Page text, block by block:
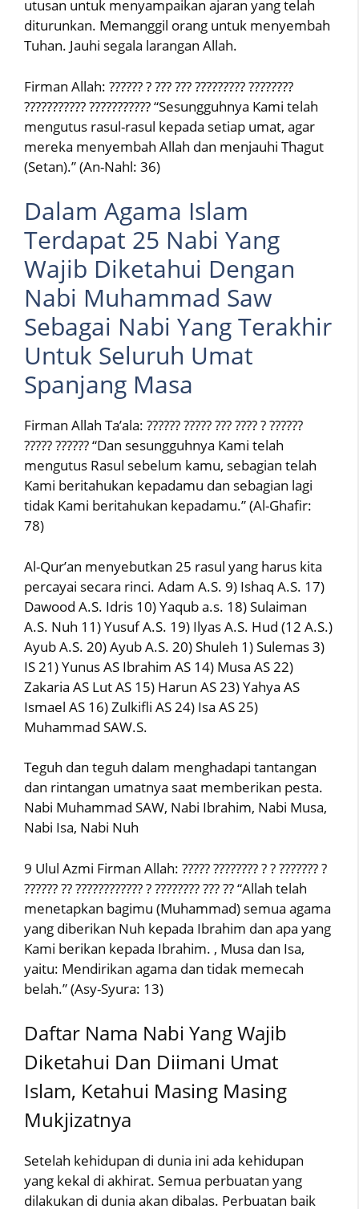
utusan untuk menyampaikan ajaran yang telah
diturunkan. Memanggil orang untuk menyembah
Tuhan. Jauhi segala larangan Allah.
Firman Allah: ?????? ? ??? ??? ????????? ????????
??????????? ??????????? “Sesungguhnya Kami telah
mengutus rasul-rasul kepada setiap umat, agar
mereka menyembah Allah dan menjauhi Thagut
(Setan).” (An-Nahl: 36)
Dalam Agama Islam
Terdapat 25 Nabi Yang
Wajib Diketahui Dengan
Nabi Muhammad Saw
Sebagai Nabi Yang Terakhir
Untuk Seluruh Umat
Spanjang Masa
Firman Allah Ta’ala: ?????? ????? ??? ???? ? ??????
????? ?????? “Dan sesungguhnya Kami telah
mengutus Rasul sebelum kamu, sebagian telah
Kami beritahukan kepadamu dan sebagian lagi
tidak Kami beritahukan kepadamu.” (Al-Ghafir:
78)
Al-Qur’an menyebutkan 25 rasul yang harus kita
percayai secara rinci. Adam A.S. 9) Ishaq A.S. 17)
Dawood A.S. Idris 10) Yaqub a.s. 18) Sulaiman
A.S. Nuh 11) Yusuf A.S. 19) Ilyas A.S. Hud (12 A.S.)
Ayub A.S. 20) Ayub A.S. 20) Shuleh 1) Sulemas 3)
IS 21) Yunus AS Ibrahim AS 14) Musa AS 22)
Zakaria AS Lut AS 15) Harun AS 23) Yahya AS
Ismael AS 16) Zulkifli AS 24) Isa AS 25)
Muhammad SAW.S.
Teguh dan teguh dalam menghadapi tantangan
dan rintangan umatnya saat memberikan pesta.
Nabi Muhammad SAW, Nabi Ibrahim, Nabi Musa,
Nabi Isa, Nabi Nuh
9 Ulul Azmi Firman Allah: ????? ???????? ? ? ??????? ?
?????? ?? ???????????? ? ???????? ??? ?? “Allah telah
menetapkan bagimu (Muhammad) semua agama
yang diberikan Nuh kepada Ibrahim dan apa yang
Kami berikan kepada Ibrahim. , Musa dan Isa,
yaitu: Mendirikan agama dan tidak memecah
belah.” (Asy-Syura: 13)
Daftar Nama Nabi Yang Wajib
Diketahui Dan Diimani Umat
Islam, Ketahui Masing Masing
Mukjizatnya
Setelah kehidupan di dunia ini ada kehidupan
yang kekal di akhirat. Semua perbuatan yang
dilakukan di dunia akan dibalas. Perbuatan baik